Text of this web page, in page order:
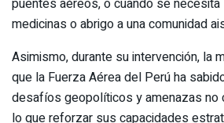
medicinas o abrigo a una comunidad
Asimismo, durante su intervención, la
que la Fuerza Aérea del Perú ha
desafíos geopolíticos y amenazas no
lo que reforzar sus capacidades